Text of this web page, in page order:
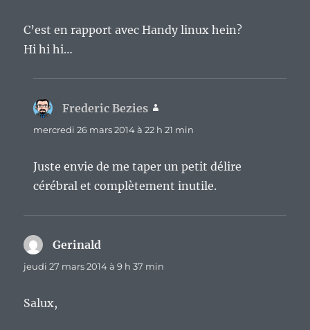
C’est en rapport avec Handy linux hein?
Hi hi hi…
Frederic Bezies
mercredi 26 mars 2014 à 22 h 21 min
Juste envie de me taper un petit délire
cérébral et complètement inutile.
Gerinald
jeudi 27 mars 2014 à 9 h 37 min
Salux,